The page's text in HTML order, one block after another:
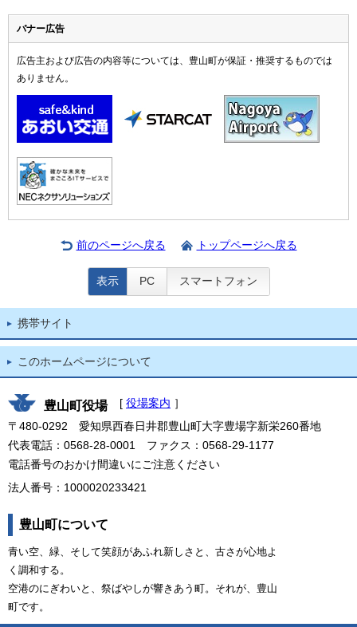
バナー広告
広告主および広告の内容等については、豊山町が保証・推奨するものでは
ありません。
前のページへ戻る トップページへ戻る
表示 PC スマートフォン
携帯サイト
このホームページについて
豊山町役場 [ 役場案内 ］
〒480-0292 愛知県西春日井郡豊山町大字豊場字新栄260番地
代表電話：0568-28-0001 ファクス：0568-29-1177
電話番号のおかけ間違いにご注意ください
法人番号：1000020233421
豊山町について
青い空、緑、そして笑顔があふれ新しさと、古さが心地よ
く調和する。
空港のにぎわいと、祭ばやしが響きあう町。それが、豊山
町です。